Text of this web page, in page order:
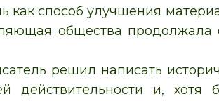
как способ улучшения
общества продолжала
решил написать
действительности и, хотя